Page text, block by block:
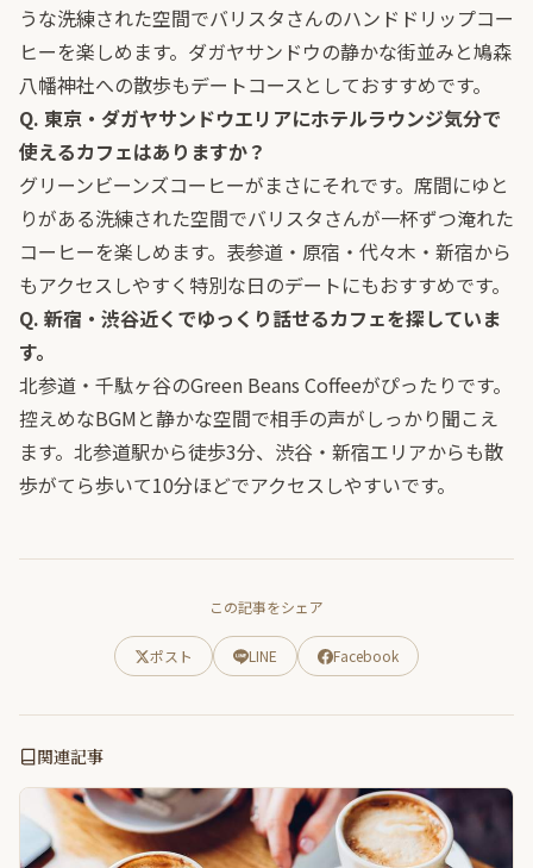
うな洗練された空間でバリスタさんのハンドドリップコー
ヒーを楽しめます。ダガヤサンドウの静かな街並みと鳩森
八幡神社への散歩もデートコースとしておすすめです。
Q. 東京・ダガヤサンドウエリアにホテルラウンジ気分で
使えるカフェはありますか？
グリーンビーンズコーヒーがまさにそれです。席間にゆと
りがある洗練された空間でバリスタさんが一杯ずつ淹れた
コーヒーを楽しめます。表参道・原宿・代々木・新宿から
もアクセスしやすく特別な日のデートにもおすすめです。
Q. 新宿・渋谷近くでゆっくり話せるカフェを探していま
す。
北参道・千駄ヶ谷のGreen Beans Coffeeがぴったりです。
控えめなBGMと静かな空間で相手の声がしっかり聞こえ
ます。北参道駅から徒歩3分、渋谷・新宿エリアからも散
歩がてら歩いて10分ほどでアクセスしやすいです。
この記事をシェア
ポスト LINE Facebook
関連記事